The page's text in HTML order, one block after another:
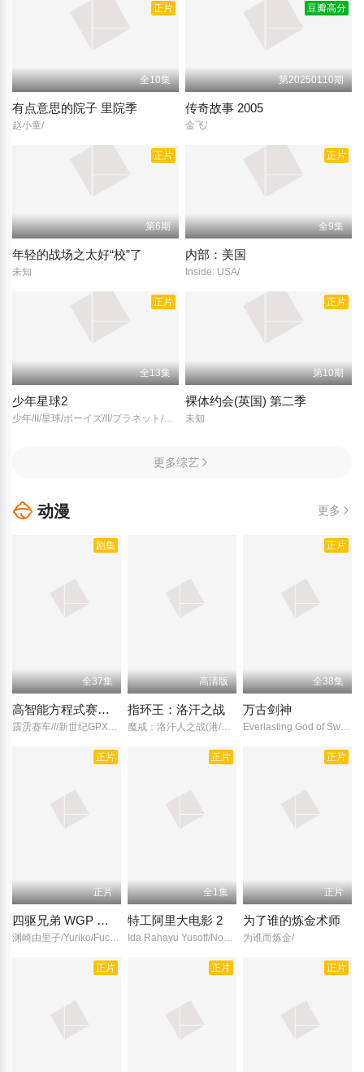
正片
全10集
有点意思的院子 里院季
赵小童/
豆瓣高分
第20250110期
传奇故事 2005
金飞/
正片
第6期
年轻的战场之太好“校”了
未知
正片
全9集
内部：美国
Inside: USA/
正片
全13集
少年星球2
少年/II/星球/ボーイズ/II/プラネット/플라넷 비 Planet B/Boys II Planet/Boys Planet II/
正片
第10期
裸体约会(英国) 第二季
未知
更多综艺
动漫 更多
剧集
全37集
高智能方程式赛车 新世紀GPX
高清版
指环王：洛汗之战
魔戒：洛汗人之战(港/台)/魔戒：罗翰人之战/指环王：罗翰人之战/指环王：洛希尔人的战争/
正片
全38集
万古剑神
Everlasting God of Sword/
正片
正片
四驱兄弟 WGP 暴走四驱大追踪
正片
全1集
特工阿里大电影 2
正片
正片
为了谁的炼金术师
为谁而炼金/
正片 正片 正片